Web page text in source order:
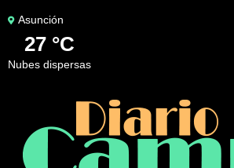
Asunción
27 °C
nubes dispersas